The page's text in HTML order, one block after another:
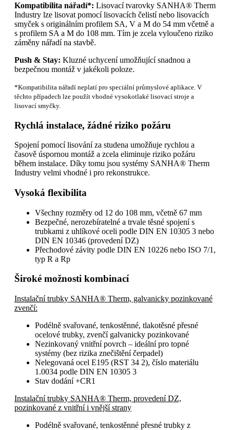
Kompatibilita nářadí*: Lisovací tvarovky SANHA® Therm
Industry lze lisovat pomocí lisovacích čelistí nebo lisovacích
smyček s originálním profilem SA, V a M do 54 mm včetně a
s profilem SA a M do 108 mm. Tím je zcela vyloučeno riziko
záměny nářadí na stavbě.
Push & Stay: Kluzné uchycení umožňující snadnou a
bezpečnou montáž v jakékoli poloze.
*Kompatibilita nářadí neplatí pro speciální průmyslové aplikace. V
těchto případech lze použít vhodné vysokotlaké lisovací stroje a
lisovací smyčky.
Rychlá instalace, žádné riziko požáru
Spojení pomocí lisování za studena umožňuje rychlou a
časově úspornou montáž a zcela eliminuje riziko požáru
během instalace. Díky tomu jsou systémy SANHA® Therm
Industry velmi vhodné i pro rekonstrukce.
Vysoká flexibilita
Všechny rozměry od 12 do 108 mm, včetně 67 mm
Bezpečné, nerozebíratelné a trvale těsné spojení s
trubkami z uhlíkové oceli podle DIN EN 10305 3 nebo
DIN EN 10346 (provedení DZ)
Přechodové závity podle DIN EN 10226 nebo ISO 7/1,
typ R a Rp
Široké možnosti kombinací
Instalační trubky SANHA® Therm, galvanicky pozinkované
zvenčí:
Podélně svařované, tenkostěnné, tlakotěsné přesné
ocelové trubky, zvenčí galvanicky pozinkované
Nezinkovaný vnitřní povrch – ideální pro topné
systémy (bez rizika znečištění čerpadel)
Nelegovaná ocel E195 (RST 34 2), číslo materiálu
1.0034 podle DIN EN 10305 3
Stav dodání +CR1
Instalační trubky SANHA® Therm, provedení DZ,
pozinkované z vnitřní i vnější strany
Podélně svařované, tenkostěnné přesné trubky z